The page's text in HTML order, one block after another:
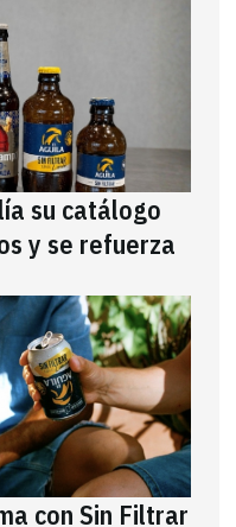
su catálogo
y se refuerza
con Sin Filtrar